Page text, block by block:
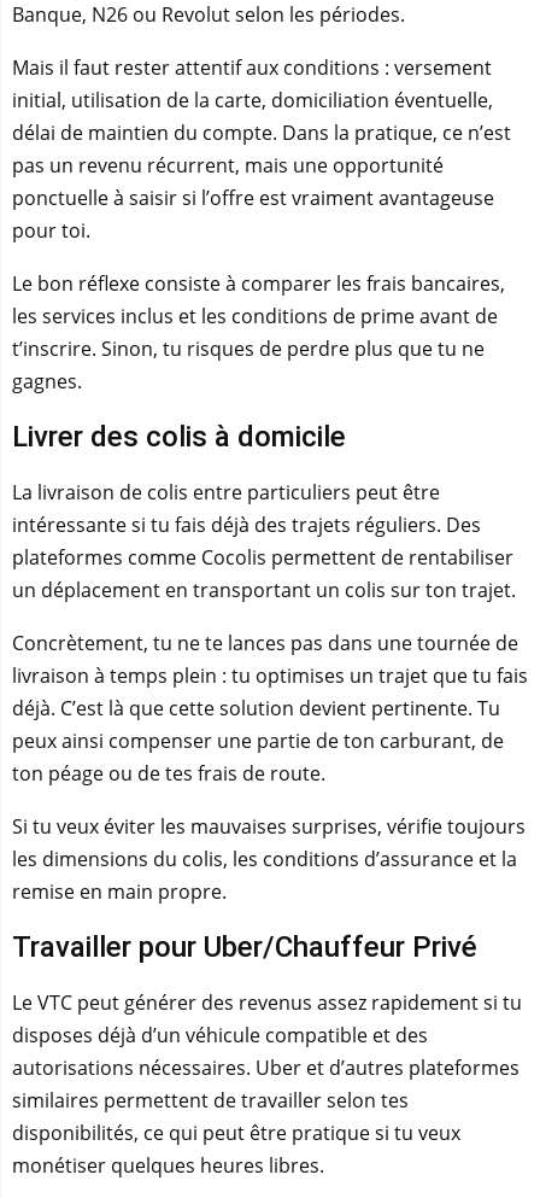
Banque, N26 ou Revolut selon les périodes.
Mais il faut rester attentif aux conditions : versement
initial, utilisation de la carte, domiciliation éventuelle,
délai de maintien du compte. Dans la pratique, ce n’est
pas un revenu récurrent, mais une opportunité
ponctuelle à saisir si l’offre est vraiment avantageuse
pour toi.
Le bon réflexe consiste à comparer les frais bancaires,
les services inclus et les conditions de prime avant de
t’inscrire. Sinon, tu risques de perdre plus que tu ne
gagnes.
Livrer des colis à domicile
La livraison de colis entre particuliers peut être
intéressante si tu fais déjà des trajets réguliers. Des
plateformes comme Cocolis permettent de rentabiliser
un déplacement en transportant un colis sur ton trajet.
Concrètement, tu ne te lances pas dans une tournée de
livraison à temps plein : tu optimises un trajet que tu fais
déjà. C’est là que cette solution devient pertinente. Tu
peux ainsi compenser une partie de ton carburant, de
ton péage ou de tes frais de route.
Si tu veux éviter les mauvaises surprises, vérifie toujours
les dimensions du colis, les conditions d’assurance et la
remise en main propre.
Travailler pour Uber/Chauffeur Privé
Le VTC peut générer des revenus assez rapidement si tu
disposes déjà d’un véhicule compatible et des
autorisations nécessaires. Uber et d’autres plateformes
similaires permettent de travailler selon tes
disponibilités, ce qui peut être pratique si tu veux
monétiser quelques heures libres.